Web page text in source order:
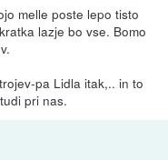
melle poste lepo tisto
lazje bo vse. Bomo
pa Lidla itak,.. in to
pri nas.